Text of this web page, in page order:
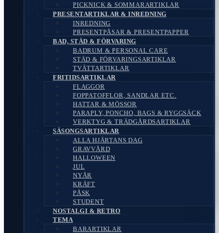
PICKNICK & SOMMARARTIKLAR
PRESENTARTIKLAR & INREDNING
INREDNING
PRESENTPÅSAR & PRESENTPAPPER
BAD, STÄD & FÖRVARING
BADRUM & PERSONAL CARE
STÄD & FÖRVARINGSARTIKLAR
TVÄTTARTIKLAR
FRITIDSARTIKLAR
FLAGGOR
FOPPATOFFLOR, SANDLAR ETC.
HATTAR & MÖSSOR
PARAPLY, PONCHO, BAGS & RYGGSÄCK
VERKTYG & TRÄDGÅRDSARTIKLAR
SÄSONGSARTIKLAR
ALLA HJÄRTANS DAG
GRAVVÅRD
HALLOWEEN
JUL
NYÅR
KRÄFT
PÅSK
STUDENT
NOSTALGI & RETRO
TEMA
BARARTIKLAR